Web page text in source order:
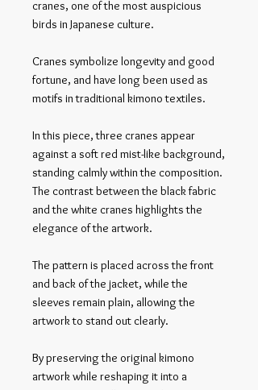
cranes, one of the most auspicious
birds in Japanese culture.
Cranes symbolize longevity and good
fortune, and have long been used as
motifs in traditional kimono textiles.
In this piece, three cranes appear
against a soft red mist-like background,
standing calmly within the composition.
The contrast between the black fabric
and the white cranes highlights the
elegance of the artwork.
The pattern is placed across the front
and back of the jacket, while the
sleeves remain plain, allowing the
artwork to stand out clearly.
By preserving the original kimono
artwork while reshaping it into a